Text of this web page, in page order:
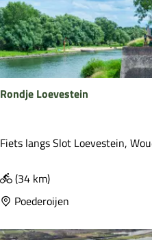
d
Rondje Loevestein
R
n
d
e
Fiets langs Slot Loevestein,
(34 km)
Poederoijen